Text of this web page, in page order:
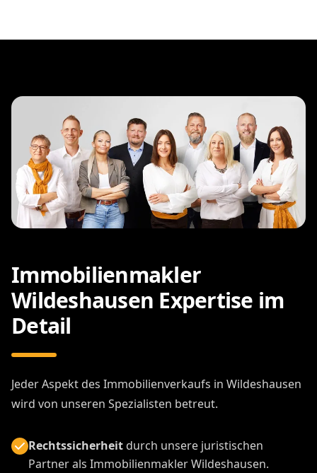
Immobilienmakler
Wildeshausen Expertise im
Detail
Jeder Aspekt des Immobilienverkaufs in Wildeshausen
wird von unseren Spezialisten betreut.
Rechtssicherheitdurch unsere juristischen
Partner als Immobilienmakler Wildeshausen.